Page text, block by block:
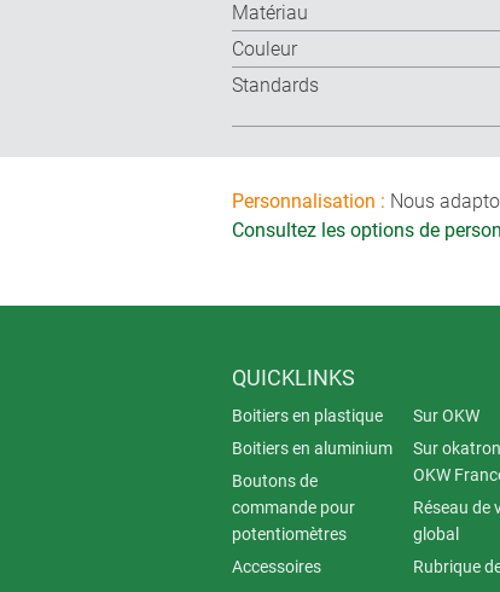
Matériau
Couleur
Standards
Personnalisation : Nous
Consultez les options de
QUICKLINKS
Boitiers en plastique
Boitiers en aluminium
Boutons de
commande pour
potentiomètres
Accessoires
Sur OKW
Sur
OKW
Réseau de
global
Rubrique